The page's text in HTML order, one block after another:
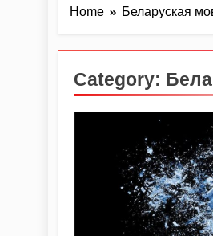
Home
Беларуская
Category: